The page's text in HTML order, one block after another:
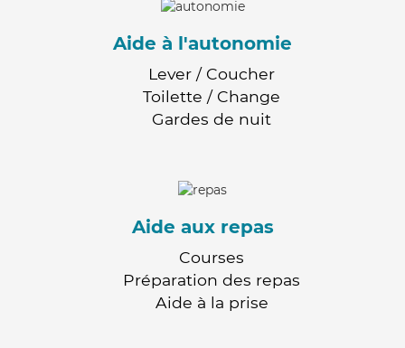
Aide à l'autonomie
Lever / Coucher
Toilette / Change
Gardes de nuit
Aide aux repas
Courses
Préparation des repas
Aide à la prise